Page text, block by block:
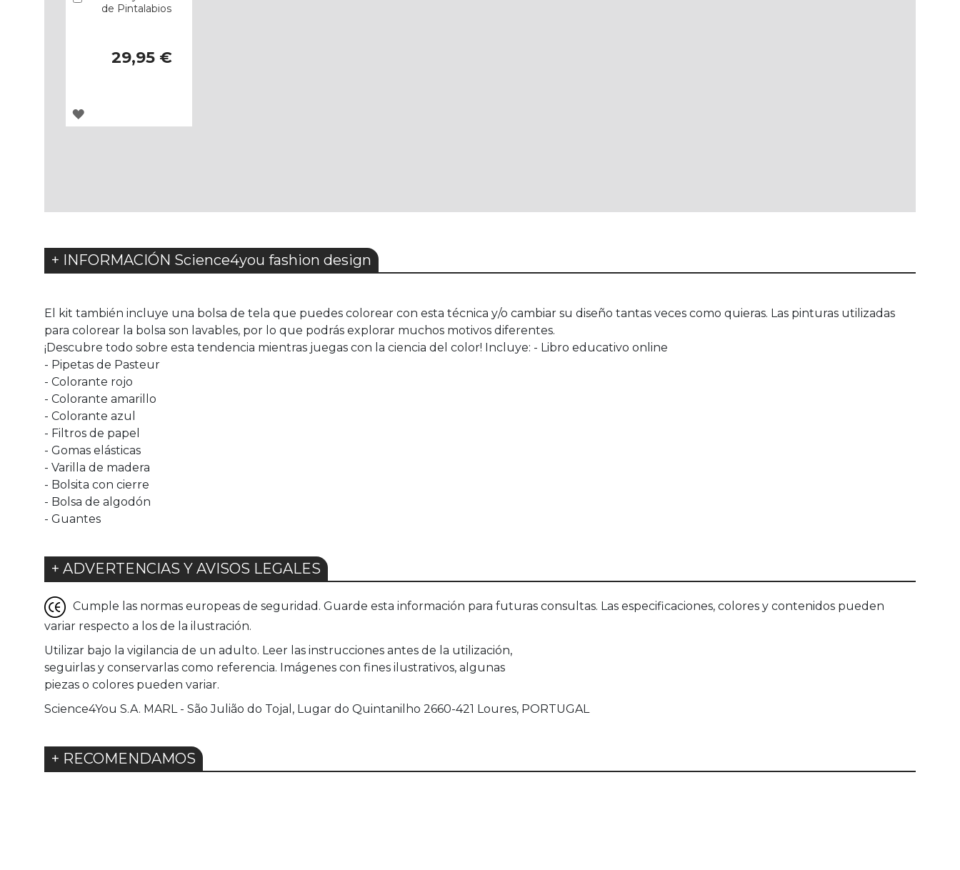
de Pintalabios
29,95 €
AGREGAR
+ INFORMACIÓN Science4you fashion design
El kit también incluye una bolsa de tela que puedes colorear con esta técnica y/o cambiar su diseño tantas veces como quieras. Las pinturas utilizadas
para colorear la bolsa son lavables, por lo que podrás explorar muchos motivos diferentes.
¡Descubre todo sobre esta tendencia mientras juegas con la ciencia del color! Incluye: - Libro educativo online
- Pipetas de Pasteur
- Colorante rojo
- Colorante amarillo
- Colorante azul
- Filtros de papel
- Gomas elásticas
- Varilla de madera
- Bolsita con cierre
- Bolsa de algodón
- Guantes
+ ADVERTENCIAS Y AVISOS LEGALES
Cumple las normas europeas de seguridad. Guarde esta información para futuras consultas. Las especificaciones, colores y contenidos pueden
variar respecto a los de la ilustración.
Utilizar bajo la vigilancia de un adulto. Leer las instrucciones antes de la utilización,
seguirlas y conservarlas como referencia. Imágenes con fines ilustrativos, algunas
piezas o colores pueden variar.
Science4You S.A. MARL - São Julião do Tojal, Lugar do Quintanilho 2660-421 Loures, PORTUGAL
+ RECOMENDAMOS